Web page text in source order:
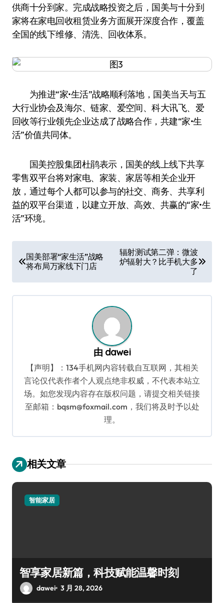
供商十分到家。完成战略投资之后，国美与十分到
家将在家电回收租赁业务方面展开深度合作，覆盖
全国的线下维修、清洗、回收体系。
为推进“家•生活”战略顺利落地，国美当天与五
大行业协会及海尔、链家、爱空间、科大讯飞、爱
回收等行业领先企业达成了战略合作，共建“家•生
活”价值共同体。
国美控股集团杜鹃表示，国美的线上线下共享
零售双平台将对家电、家装、家居等相关企业开
放，通过每个人都可以参与的社交、商务、共享利
益的双平台渠道，以建立开放、高效、共赢的“家•生
活”环境。
章
导
航
国美部署“家生活”战略
将布局万家线下门店
辐射测试第二弹：微波
炉辐射大？比手机大多
了
由 dawei
【声明】：134手机网内容转载自互联网，其相关
言论仅代表作者个人观点绝非权威，不代表本站立
场。如您发现内容存在版权问题，请提交相关链接
至邮箱：bqsm@foxmail.com，我们将及时予以处
理。
相关文章
智能家居
智享家居新篇，科技赋能温馨时刻
dawei 3 月 28, 2026